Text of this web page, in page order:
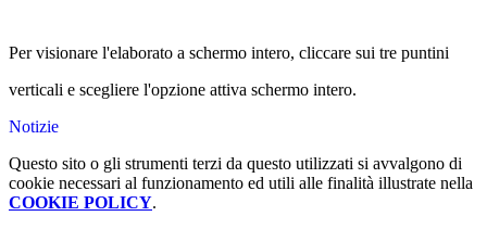
Per visionare l'elaborato a schermo intero, cliccare sui tre puntini
verticali e scegliere l'opzione attiva schermo intero.
Notizie
Questo sito o gli strumenti terzi da questo utilizzati si avvalgono di
cookie necessari al funzionamento ed utili alle finalità illustrate nella
COOKIE POLICY.